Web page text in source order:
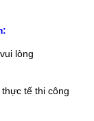
lòng
tế thi công